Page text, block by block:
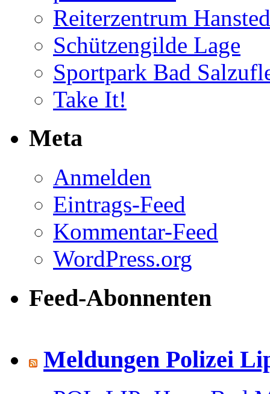
Reiterzentrum
Schützengilde Lage
Sportpark Bad
Take It!
Meta
Anmelden
Eintrags-Feed
Kommentar-Feed
WordPress.org
Feed-Abonnenten
Meldungen Polizei